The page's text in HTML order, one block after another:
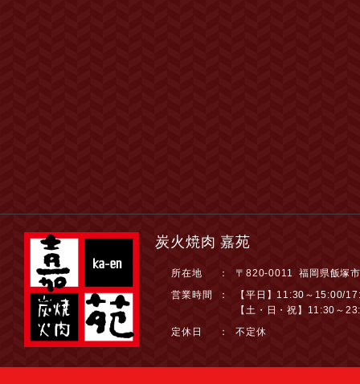
炭火焼肉 嘉苑
所在地 ：
〒820-0011 福岡県飯塚
営業時間
：
【平日】11:30～15:00/
【土・日・祝】11:30～
定休日
： 不定休